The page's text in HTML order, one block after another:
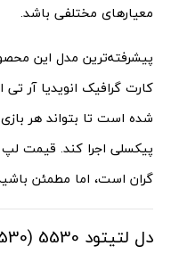
معیارهای مختلفی باشد.
پیکسلی اجرا کند. قیمت
گران است، اما مطمئن
دل لتیتود 5530 (DELL Latitude 5530)